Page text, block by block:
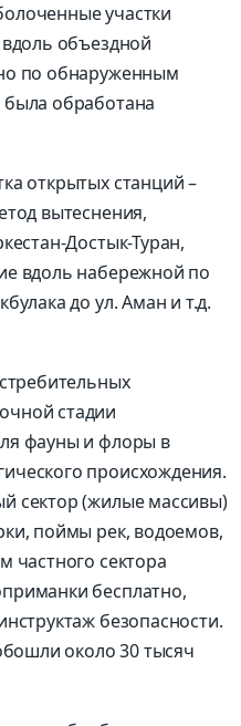
участки
объездной
по обнаруженным
обработана
открытых станций –
вытеснения,
Достык-Туран,
вдоль набережной по
до ул. Аман и т.д.
стадии
фауны и флоры в
происхождения.
сектор (жилые массивы)
поймы рек, водоемов,
частного сектора
бесплатно,
безопасности.
около 30 тысяч